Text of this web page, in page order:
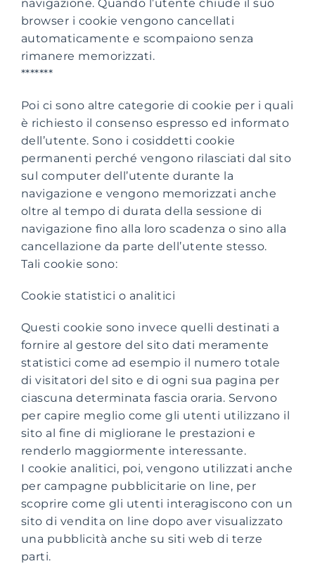
navigazione. Quando l’utente chiude il suo
browser i cookie vengono cancellati
automaticamente e scompaiono senza
rimanere memorizzati.
*******
Poi ci sono altre categorie di cookie per i quali
è richiesto il consenso espresso ed informato
dell’utente. Sono i cosiddetti cookie
permanenti perché vengono rilasciati dal sito
sul computer dell’utente durante la
navigazione e vengono memorizzati anche
oltre al tempo di durata della sessione di
navigazione fino alla loro scadenza o sino alla
cancellazione da parte dell’utente stesso.
Tali cookie sono:
Cookie statistici o analitici
Questi cookie sono invece quelli destinati a
fornire al gestore del sito dati meramente
statistici come ad esempio il numero totale
di visitatori del sito e di ogni sua pagina per
ciascuna determinata fascia oraria. Servono
per capire meglio come gli utenti utilizzano il
sito al fine di migliorane le prestazioni e
renderlo maggiormente interessante.
I cookie analitici, poi, vengono utilizzati anche
per campagne pubblicitarie on line, per
scoprire come gli utenti interagiscono con un
sito di vendita on line dopo aver visualizzato
una pubblicità anche su siti web di terze
parti.